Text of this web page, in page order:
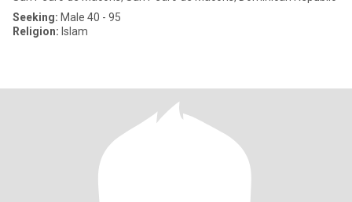
Seeking: Male 40 - 95
Religion: Islam